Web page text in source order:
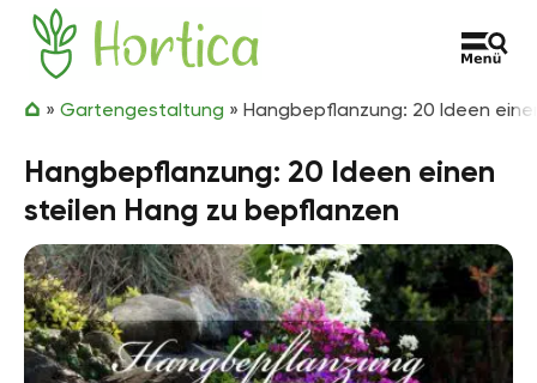
Zum Inhalt springen
Hortica
» Gartengestaltung » Hangbepflanzung: 20 Ideen
Hangbepflanzung: 20 Ideen einen
steilen Hang zu bepflanzen